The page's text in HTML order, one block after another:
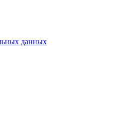
данных